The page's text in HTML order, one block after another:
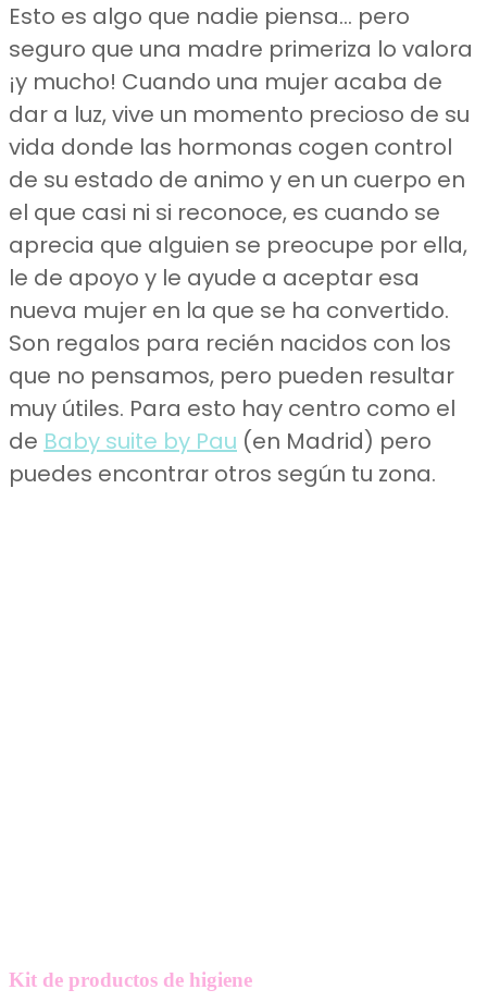
Esto es algo que nadie piensa… pero
seguro que una madre primeriza lo valora
¡y mucho! Cuando una mujer acaba de
dar a luz, vive un momento precioso de su
vida donde las hormonas cogen control
de su estado de animo y en un cuerpo en
el que casi ni si reconoce, es cuando se
aprecia que alguien se preocupe por ella,
le de apoyo y le ayude a aceptar esa
nueva mujer en la que se ha convertido.
Son regalos para recién nacidos con los
que no pensamos, pero pueden resultar
muy útiles. Para esto hay centro como el
de Baby suite by Pau (en Madrid) pero
puedes encontrar otros según tu zona.
Kit de productos de higiene